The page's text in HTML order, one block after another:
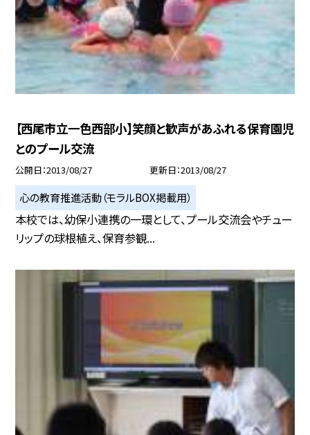
【西尾市立一色西部小】笑顔と歓声があふれる保育園児
とのプール交流
公開日 2013/08/27 更新日 2013/08/27
心の教育推進活動（モラルBOX掲載用）
本校では、幼保小連携の一環として、プール交流会やチュー
リップの球根植え、保育参観...